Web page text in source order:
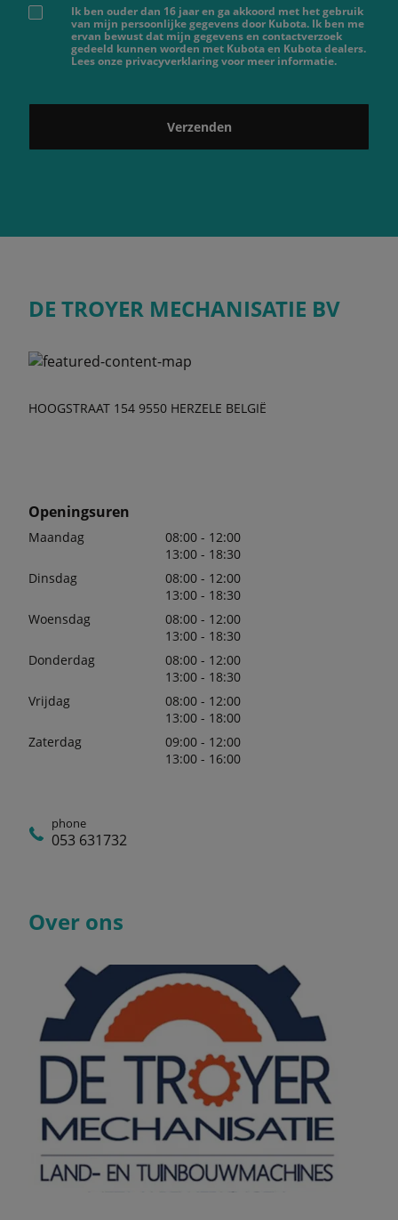
Ik ben ouder dan 16 jaar en ga akkoord met het gebruik
van mijn persoonlijke gegevens door Kubota. Ik ben me
ervan bewust dat mijn gegevens en contactverzoek
gedeeld kunnen worden met Kubota en Kubota dealers.
Lees onze privacyverklaring voor meer informatie.
Verzenden
DE TROYER MECHANISATIE BV
HOOGSTRAAT 154 9550 HERZELE BELGIË
Openingsuren
Maandag
08:00 - 12:00
13:00 - 18:30
Dinsdag
08:00 - 12:00
13:00 - 18:30
Woensdag
08:00 - 12:00
13:00 - 18:30
Donderdag
08:00 - 12:00
13:00 - 18:30
Vrijdag
08:00 - 12:00
13:00 - 18:00
Zaterdag
09:00 - 12:00
13:00 - 16:00
phone
053 631732
Over ons